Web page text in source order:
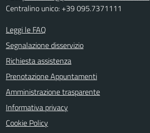
Centralino unico: +39 095.7371111
Leggi le FAQ
Segnalazione disservizio
Richiesta assistenza
Prenotazione Appuntamenti
Amministrazione trasparente
Informativa privacy
Cookie Policy